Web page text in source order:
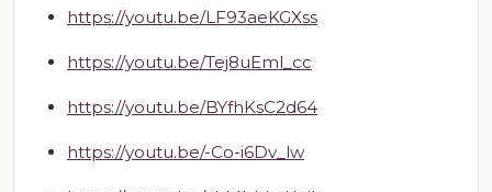
https://youtu.be/LF93aeKGXss
https://youtu.be/Tej8uEml_cc
https://youtu.be/BYfhKsC2d64
https://youtu.be/-Co-i6Dv_lw